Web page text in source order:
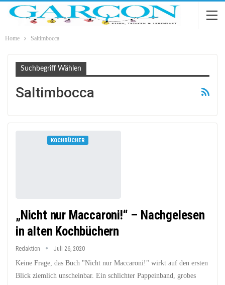
Home Saltimbocca
Suchbegriff Wählen
Saltimbocca
KOCHBÜCHER
„Nicht nur Maccaroni!“ – Nachgelesen
in alten Kochbüchern
Redaktion Juli 26, 2020
Keine Frage, das Buch "Nicht nur Maccaroni!" wirkt auf den ersten
Blick ziemlich unscheinbar. Ein schlichter Pappeinband, grobes